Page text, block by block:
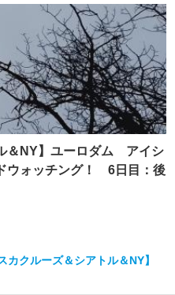
＆NY】ユーロダム アイシ
ウォッチング！ 6日目：後
クルーズ＆シアトル＆NY】